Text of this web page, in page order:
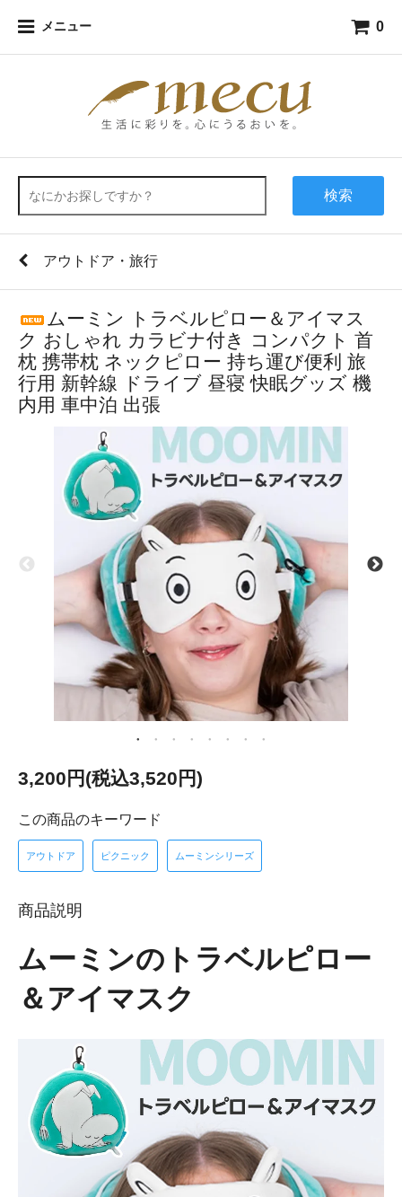
メニュー 0
検索
アウトドア・旅行
ムーミン トラベルピロー＆アイマス
ク おしゃれ カラビナ付き コンパクト 首
枕 携帯枕 ネックピロー 持ち運び便利 旅
行用 新幹線 ドライブ 昼寝 快眠グッズ 機
内用 車中泊 出張
3,200円(税込3,520円)
この商品のキーワード
アウトドア ピクニック ムーミンシリーズ
商品説明
ムーミンのトラベルピロー
＆アイマスク